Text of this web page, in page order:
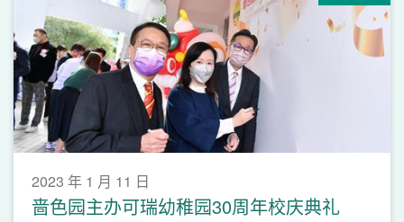
2023 年 1 月 11 日
啬色园主办可瑞幼稚园30周年校庆典礼